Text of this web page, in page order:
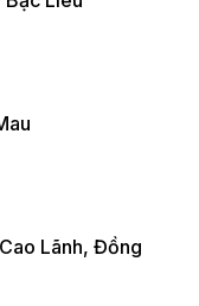
Lãnh, Đồng